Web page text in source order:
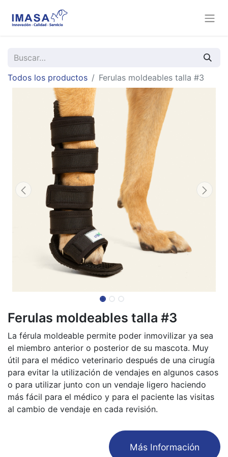
Todos los productos Ferulas moldeables talla #3
Ferulas moldeables talla #3
La férula moldeable permite poder inmovilizar ya sea
el miembro anterior o posterior de su mascota. Muy
útil para el médico veterinario después de una cirugía
para evitar la utilización de vendajes en algunos casos
o para utilizar junto con un vendaje ligero haciendo
más fácil para el médico y para el paciente las visitas
al cambio de vendaje en cada revisión.
​Más Información